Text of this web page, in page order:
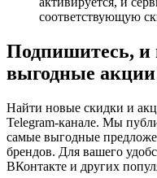
соответствующую
Подпишитесь, и
выгодные
Найти новые скидки и
Telegram‑канале. Мы
самые выгодные
брендов. Для вашего
ВКонтакте и других